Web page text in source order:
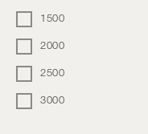
1500
2000
2500
3000